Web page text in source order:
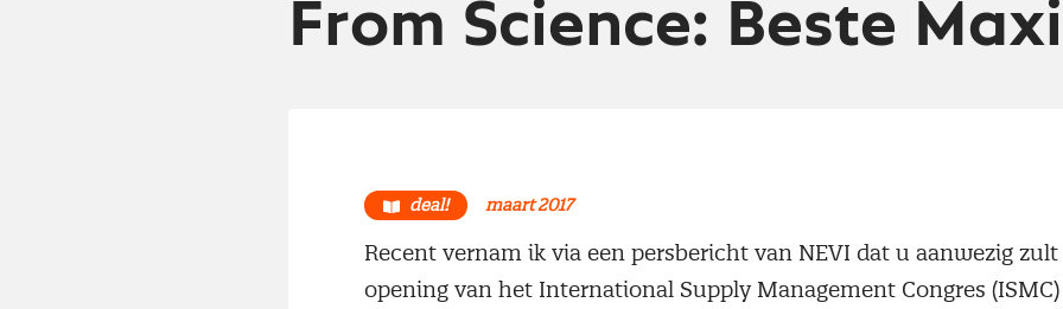
From Science: Beste
deal! maart 2017
Recent vernam ik via een persbericht van NEVI dat u aanwezig
opening van het International Supply Management Congres